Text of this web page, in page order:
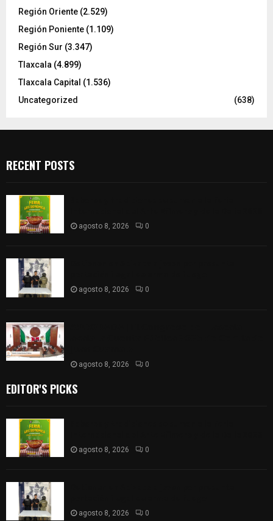
Región Oriente (2.529)
Región Poniente (1.109)
Región Sur (3.347)
Tlaxcala (4.899)
Tlaxcala Capital (1.536)
Uncategorized
(638)
RECENT POSTS
agosto 8, 2026 0
agosto 8, 2026 0
agosto 8, 2026 0
EDITOR'S PICKS
agosto 8, 2026 0
agosto 8, 2026 0